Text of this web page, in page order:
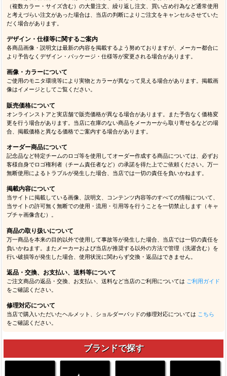
（複数カラー・サイズ含む）の大量注文、繰り返し注文、買い占め行為など通常使用
と考えづらい注文があった場合は、当店の判断によりご注文をキャンセルさせていた
だく場合があります。
デザイン・仕様等に関するご案内
各商品画像・説明文は最新の内容を掲載するよう努めておりますが、メーカー都合に
より予告なくデザイン・パッケージ・仕様等が変更される場合があります。
画像・カラーについて
ご使用のモニタ環境等により実物とカラーが異なって見える場合があります。掲載画
像はイメージとしてご覧ください。
販売価格について
オンラインストアと実店舗で販売価格が異なる場合があります。また予告なく価格変
更を行う場合があります。当店に在庫のない商品をメーカーから取り寄せるなどの場
合、掲載価格と異なる価格でご案内する場合があります。
オーダー商品について
記念品など特定チームのロゴ等を使用してオーダー作成する商品については、必ずお
客様自身でロゴ権利者（チーム責任者など）の承諾を得た上でご依頼ください。万一
無断使用によるトラブルが発生した場合、当店では一切の責任を負いかねます。
掲載内容について
当サイトに掲載している画像、説明文、コンテンツ内容等のすべての情報について、
当サイトの許可無く無断での使用・流用・引用等を行うことを一切禁止します（キャ
プチャ画像含む）。
商品の取り扱いについて
万一商品を本来の目的以外で使用して事故等が発生した場合、当店では一切の責任を
負いかねます。またメーカーおよび当店が推奨する以外の方法で管理（洗濯含む）を
行い破損等が発生した場合、使用状況に関わらず交換・返品はできません。
返品・交換、お支払い、送料等について
ご注文商品の返品・交換、お支払い、送料など当店のご利用については ご利用ガイド
をご確認ください。
修理対応について
当店で購入いただいたヘルメット、ショルダーパッドの修理対応については こちら
をご確認ください。
ブランドで探す